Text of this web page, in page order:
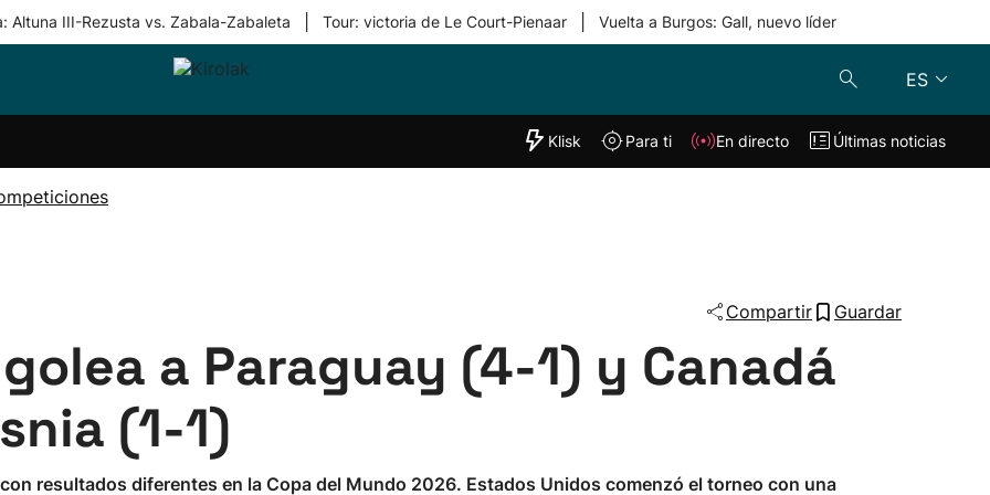
Altuna III-Rezusta vs. Zabala-Zabaleta Tour: victoria de Le Court-Pienaar Vuelta a Burgos: Gall, nuevo líder
ES
Equipos
Competiciones
"Helmuga"
Klisk En directo
Klisk Para ti En directo Últimas noticias
Compartir Guardar
a Paraguay (4-1) y Canadá
(1-1)
resultados diferentes en la Copa del Mundo 2026. Estados Unidos comenzó el torneo con una